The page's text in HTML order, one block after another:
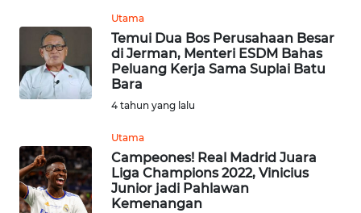
Utama
Temui Dua Bos Perusahaan Besar
di Jerman, Menteri ESDM Bahas
Peluang Kerja Sama Suplai Batu
Bara
4 tahun yang lalu
Utama
Campeones! Real Madrid Juara
Liga Champions 2022, Vinicius
Junior jadi Pahlawan
Kemenangan
WN
NTT
WN
PAPUA